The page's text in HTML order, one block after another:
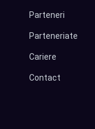
Parteneri
Parteneriate
Cariere
Contact